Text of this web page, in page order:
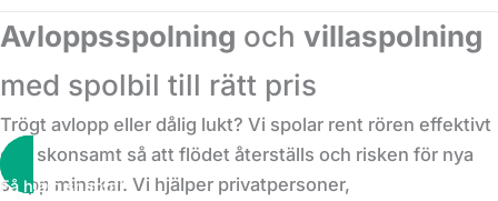
Avloppsspolning och villaspolning
med spolbil till rätt pris
Trögt avlopp eller dålig lukt? Vi spolar rent rören effektivt
och skonsamt så att flödet återställs och risken för nya
stopp minskar. Vi hjälper privatpersoner,
Få hjälp snabbt!